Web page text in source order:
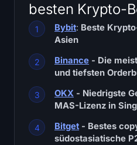
ZEC Heatmap
Bitcoin Dominanz
Altcoin Season Index
Fear & Greed Index
besten Krypto-
Bybit: Beste
Asien
Binance - Die
und tiefsten
OKX - Niedrigste
MAS-Lizenz in
Bitget - Bestes
südostasiatische